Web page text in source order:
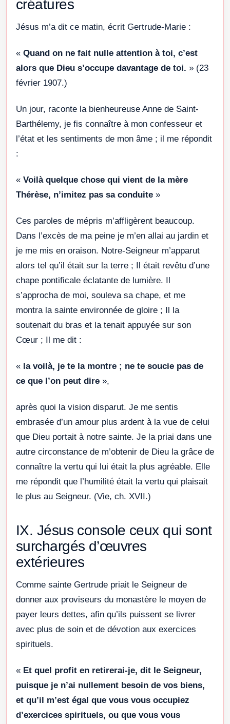
créatures
Jésus m’a dit ce matin, écrit Gertrude-Marie :
« Quand on ne fait nulle attention à toi, c’est
alors que Dieu s’occupe davantage de toi. » (23
février 1907.)
Un jour, raconte la bienheureuse Anne de Saint-
Barthélemy, je fis connaître à mon confesseur et
l’état et les sentiments de mon âme ; il me répondit
:
« Voilà quelque chose qui vient de la mère
Thérèse, n’imitez pas sa conduite »
Ces paroles de mépris m’affligèrent beaucoup.
Dans l’excès de ma peine je m’en allai au jardin et
je me mis en oraison. Notre-Seigneur m’apparut
alors tel qu’il était sur la terre ; Il était revêtu d’une
chape pontificale éclatante de lumière. Il
s’approcha de moi, souleva sa chape, et me
montra la sainte environnée de gloire ; Il la
soutenait du bras et la tenait appuyée sur son
Cœur ; Il me dit :
« la voilà, je te la montre ; ne te soucie pas de
ce que l’on peut dire »,
après quoi la vision disparut. Je me sentis
embrasée d’un amour plus ardent à la vue de celui
que Dieu portait à notre sainte. Je la priai dans une
autre circonstance de m’obtenir de Dieu la grâce de
connaître la vertu qui lui était la plus agréable. Elle
me répondit que l’humilité était la vertu qui plaisait
le plus au Seigneur. (Vie, ch. XVII.)
IX. Jésus console ceux qui sont
surchargés d’œuvres
extérieures
Comme sainte Gertrude priait le Seigneur de
donner aux proviseurs du monastère le moyen de
payer leurs dettes, afin qu’ils puissent se livrer
avec plus de soin et de dévotion aux exercices
spirituels.
« Et quel profit en retirerai-je, dit le Seigneur,
puisque je n’ai nullement besoin de vos biens,
et qu’il m’est égal que vous vous occupiez
d’exercices spirituels, ou que vous vous